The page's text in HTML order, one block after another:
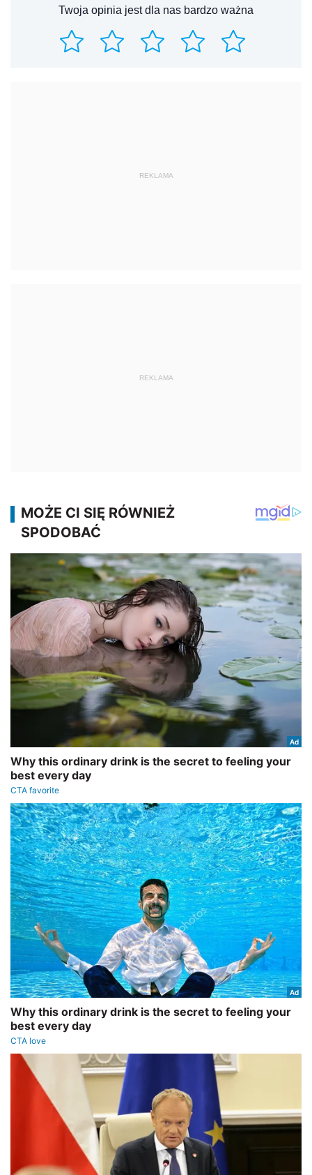
Twoja opinia jest dla nas bardzo ważna
REKLAMA
REKLAMA